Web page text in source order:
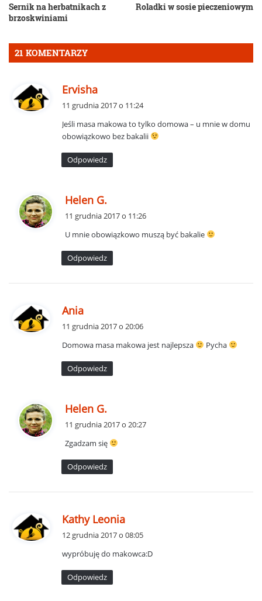
Sernik na herbatnikach z
brzoskwiniami
Roladki w sosie pieczeniowym
21 KOMENTARZY
Ervisha
z
e
:
11 grudnia 2017 o 11:24
Jeśli masa makowa to tylko domowa – u mnie w domu
obowiązkowo bez bakalii
Odpowiedz
Helen G.
z
e
:
11 grudnia 2017 o 11:26
U mnie obowiązkowo muszą być bakalie
Odpowiedz
Ania
z
e
:
11 grudnia 2017 o 20:06
Domowa masa makowa jest najlepsza
Pycha
Odpowiedz
Helen G.
z
e
:
11 grudnia 2017 o 20:27
Zgadzam się
Odpowiedz
Kathy Leonia
z
12 grudnia 2017 o 08:05
wypróbuję do makowca:D
Odpowiedz